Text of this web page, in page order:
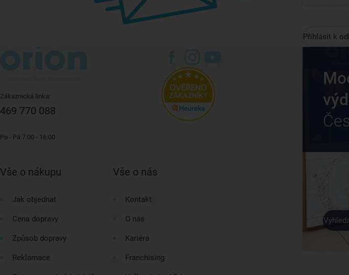
Přihlásit k
Zákaznická linka:
469 770 088
Po - Pá 7:00 - 16:00
Vše o nákupu
Jak objednat
Cena dopravy
Způsob dopravy
Reklamace
Vše o nás
Kontakt
O nás
Kariéra
Franchising